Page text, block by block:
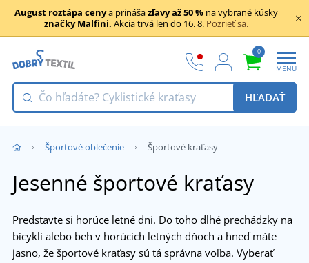
August roztápa cenya prinášazľavy až 50 %na vybrané kúsky
značky Malfini. Akcia trvá len do 16. 8. Pozrieť sa.
0
MENU
HĽADAŤ
Športové oblečenie Športové kraťasy
Jesenné športové kraťasy
Predstavte si horúce letné dni. Do toho dlhé prechádzky na
bicykli alebo beh v horúcich letných dňoch a hneď máte
jasno, že športové kraťasy sú tá správna voľba. Vyberať